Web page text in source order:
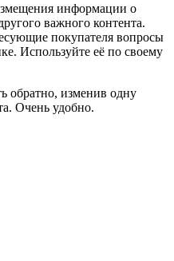
информации о
важного контента.
покупателя вопросы
Используйте её по своему
обратно, изменив одну
Очень удобно.